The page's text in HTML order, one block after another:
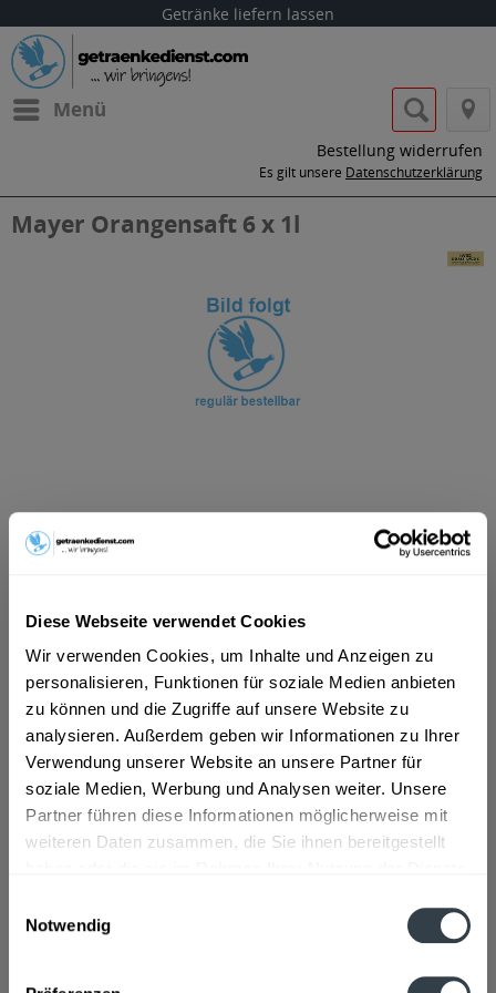
Diese Webseite verwendet Cookies
Wir verwenden Cookies, um Inhalte und Anzeigen zu
personalisieren, Funktionen für soziale Medien anbieten
zu können und die Zugriffe auf unsere Website zu
analysieren. Außerdem geben wir Informationen zu Ihrer
Verwendung unserer Website an unsere Partner für
soziale Medien, Werbung und Analysen weiter. Unsere
Partner führen diese Informationen möglicherweise mit
weiteren Daten zusammen, die Sie ihnen bereitgestellt
Notwendig
Getränke liefern lassen
Menü
Bestellung widerrufen
Es gilt unsere Datenschutzerklärung
Mayer Orangensaft 6 x 1l
ab 12,39 € *
Vorrätig
MEHRWEG
+2,86 € Pfand
In den Warenkorb
Artikel-Nr.:
29931
Verfügbar in:
mehr